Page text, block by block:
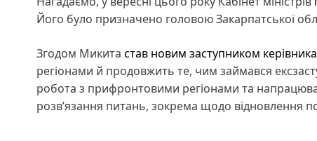
Його було призначено головою Закарпатської
Згодом Микита став новим заступником
регіонами й продовжить те, чим займався
робота з прифронтовими регіонами та
розв’язання питань, зокрема щодо відновлення